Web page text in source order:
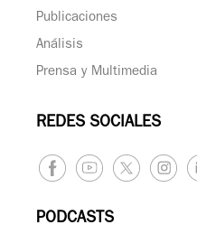
Publicaciones
Análisis
Prensa y Multimedia
REDES SOCIALES
PODCASTS